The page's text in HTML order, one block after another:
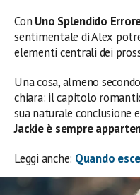
Con Uno Splendido
sentimentale di Alex
elementi centrali dei
Una cosa, almeno
chiara: il capitolo
sua naturale conclusione
Jackie è sempre
Leggi anche: Quando